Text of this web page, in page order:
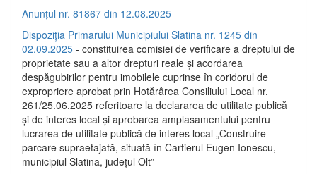
Anunțul nr. 81867 din 12.08.2025
Dispoziția Primarului Municipiului Slatina nr. 1245 din
02.09.2025 - constituirea comisiei de verificare a dreptului de
proprietate sau a altor drepturi reale și acordarea
despăgubirilor pentru imobilele cuprinse în coridorul de
expropriere aprobat prin Hotărârea Consiliului Local nr.
261/25.06.2025 referitoare la declararea de utilitate publică
și de interes local și aprobarea amplasamentului pentru
lucrarea de utilitate publică de interes local „Construire
parcare supraetajată, situată în Cartierul Eugen Ionescu,
municipiul Slatina, județul Olt”